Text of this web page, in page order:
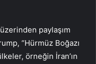
paylaşım
“Hürmüz Boğazı
örneğin İran’ın